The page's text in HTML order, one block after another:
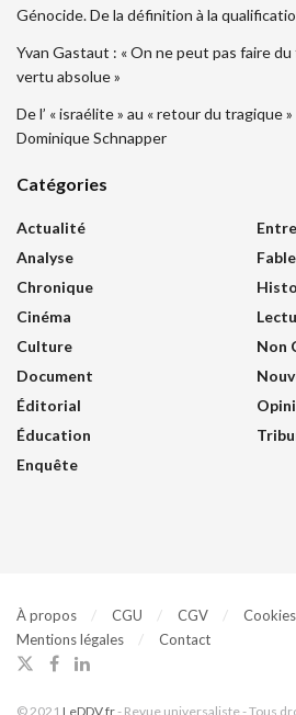
Génocide. De la définition à la
Yvan Gastaut : « On ne peut pas faire
vertu absolue »
De l’ « israélite » au « retour du tragique
Dominique Schnapper
Catégories
Actualité
Analyse
Chronique
Cinéma
Culture
Document
Éditorial
Éducation
Enquête
Non
À propos CGU CGV Cookies
Mentions légales
Contact
© 2021 LeDDV.fr- Revue universaliste - Tous